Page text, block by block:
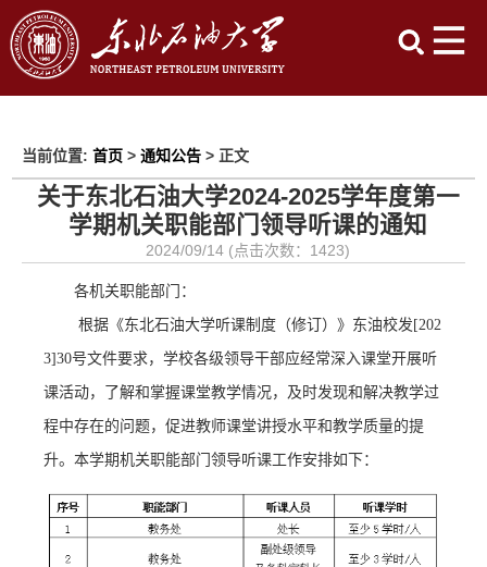
当前位置: 首页> 通知公告> 正文
关于东北石油大学2024-2025学年度第一
学期机关职能部门领导听课的通知
2024/09/14 (点击次数： 1423)
各机关职能部门：
根据《东北石油大学听课制度（修订）》东油校发 [202
3]30号文件要求，学校各级领导干部应经常深入课堂开展听
课活动，了解和掌握课堂教学情况，及时发现和解决教学过
程中存在的问题，促进教师课堂讲授水平和教学质量的提
升。本学期机关职能部门领导听课工作安排如下：